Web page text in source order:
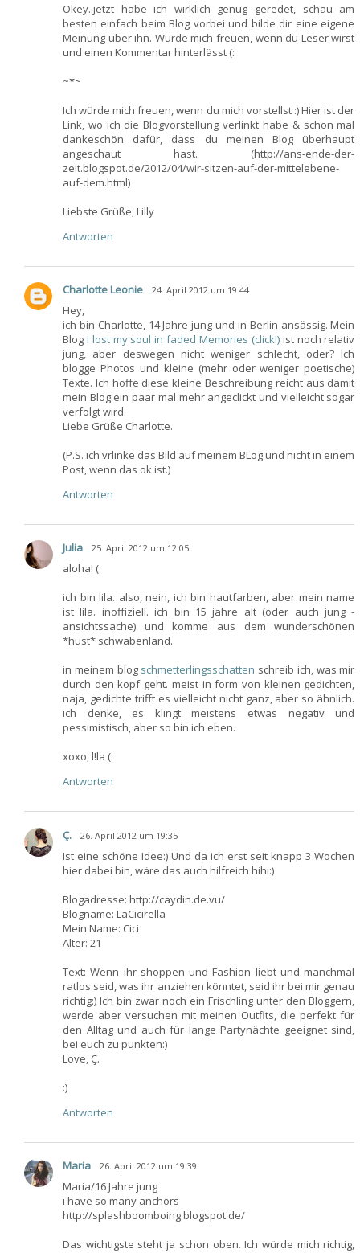
Okey..jetzt habe ich wirklich genug geredet, schau am
besten einfach beim Blog vorbei und bilde dir eine eigene
Meinung über ihn. Würde mich freuen, wenn du Leser wirst
und einen Kommentar hinterlässt (:
~*~
Ich würde mich freuen, wenn du mich vorstellst :) Hier ist der
Link, wo ich die Blogvorstellung verlinkt habe & schon mal
dankeschön dafür, dass du meinen Blog überhaupt
angeschaut hast. (http://ans-ende-der-
zeit.blogspot.de/2012/04/wir-sitzen-auf-der-mittelebene-
auf-dem.html)
Liebste Grüße, Lilly
Antworten
Charlotte Leonie 24. April 2012 um 19:44
Hey,
ich bin Charlotte, 14 Jahre jung und in Berlin ansässig. Mein
Blog I lost my soul in faded Memories (click!)ist noch relativ
jung, aber deswegen nicht weniger schlecht, oder? Ich
blogge Photos und kleine (mehr oder weniger poetische)
Texte. Ich hoffe diese kleine Beschreibung reicht aus damit
mein Blog ein paar mal mehr angeclickt und vielleicht sogar
verfolgt wird.
Liebe Grüße Charlotte.
(P.S. ich vrlinke das Bild auf meinem BLog und nicht in einem
Post, wenn das ok ist.)
Antworten
Julia 25. April 2012 um 12:05
aloha! (:
ich bin lila. also, nein, ich bin hautfarben, aber mein name
ist lila. inoffiziell. ich bin 15 jahre alt (oder auch jung -
ansichtssache) und komme aus dem wunderschönen
*hust* schwabenland.
in meinem blog schmetterlingsschatten schreib ich, was mir
durch den kopf geht. meist in form von kleinen gedichten,
naja, gedichte trifft es vielleicht nicht ganz, aber so ähnlich.
ich denke, es klingt meistens etwas negativ und
pessimistisch, aber so bin ich eben.
xoxo, l!la (:
Antworten
Ç. 26. April 2012 um 19:35
Ist eine schöne Idee:) Und da ich erst seit knapp 3 Wochen
hier dabei bin, wäre das auch hilfreich hihi:)
Blogadresse: http://caydin.de.vu/
Blogname: LaCicirella
Mein Name: Cici
Alter: 21
Text: Wenn ihr shoppen und Fashion liebt und manchmal
ratlos seid, was ihr anziehen könntet, seid ihr bei mir genau
richtig:) Ich bin zwar noch ein Frischling unter den Bloggern,
werde aber versuchen mit meinen Outfits, die perfekt für
den Alltag und auch für lange Partynächte geeignet sind,
bei euch zu punkten:)
Love, Ç.
:)
Antworten
Maria 26. April 2012 um 19:39
Maria/16 Jahre jung
i have so many anchors
http://splashboomboing.blogspot.de/
Das wichtigste steht ja schon oben. Ich würde mich richtig,